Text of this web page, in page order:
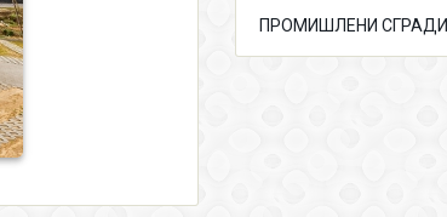
ПРОМИШЛЕНИ СГРАДИ